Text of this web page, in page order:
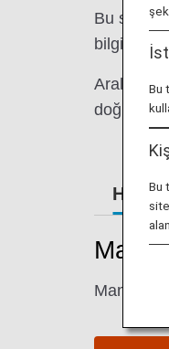
Bu
bilgileri
Aralık
Manila
Bu
Bu